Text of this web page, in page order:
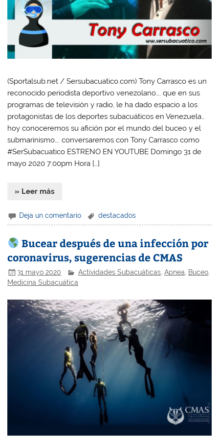
(Sportalsub.net / Sersubacuatico.com) Tony Carrasco es un
reconocido periodista deportivo venezolano…. que en sus
programas de televisión y radio, le ha dado espacio a los
protagonistas de los deportes subacuáticos en Venezuela…
hoy conoceremos su afición por el mundo del buceo y el
submarinismo…. conversaremos con Tony Carrasco como
#SerSubacuatico ESTRENO EN YOUTUBE Domingo 31 de
mayo 2020 7:00pm Hora […]
» Leer más
Deja un comentario destacados
Bucear después de una infección por
coronavirus, sugerencias de CMAS
31 mayo 2020 Actividades Subacuáticas ,Apnea Buceo
Medicina Subacuática